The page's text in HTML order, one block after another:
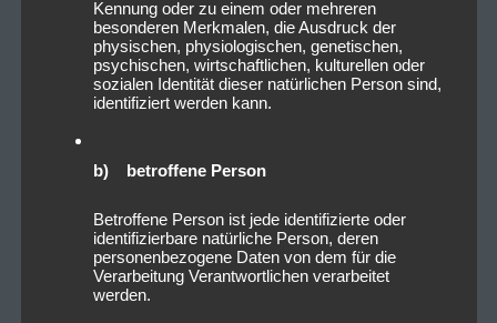
Kennung oder zu einem oder mehreren
besonderen Merkmalen, die Ausdruck der
physischen, physiologischen, genetischen,
psychischen, wirtschaftlichen, kulturellen oder
sozialen Identität dieser natürlichen Person sind,
identifiziert werden kann.
b) betroffene Person
Betroffene Person ist jede identifizierte oder
identifizierbare natürliche Person, deren
personenbezogene Daten von dem für die
Verarbeitung Verantwortlichen verarbeitet
werden.